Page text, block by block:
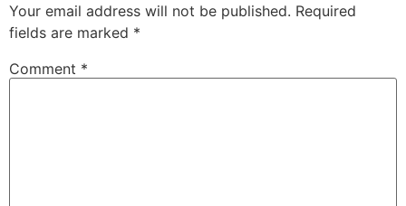
Your email address will not be published. Required
fields are marked *
Comment *